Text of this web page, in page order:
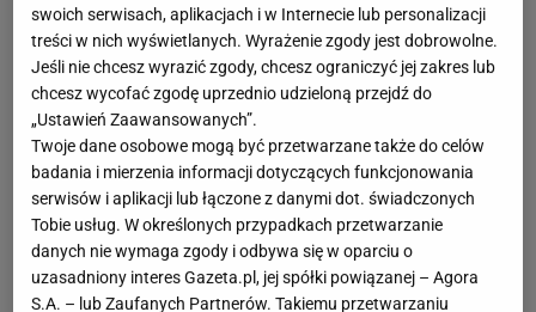
swoich serwisach, aplikacjach i w Internecie lub personalizacji
treści w nich wyświetlanych. Wyrażenie zgody jest dobrowolne.
Jeśli nie chcesz wyrazić zgody, chcesz ograniczyć jej zakres lub
chcesz wycofać zgodę uprzednio udzieloną przejdź do
„Ustawień Zaawansowanych”.
Twoje dane osobowe mogą być przetwarzane także do celów
badania i mierzenia informacji dotyczących funkcjonowania
serwisów i aplikacji lub łączone z danymi dot. świadczonych
Tobie usług. W określonych przypadkach przetwarzanie
danych nie wymaga zgody i odbywa się w oparciu o
uzasadniony interes Gazeta.pl, jej spółki powiązanej – Agora
S.A. – lub Zaufanych Partnerów. Takiemu przetwarzaniu